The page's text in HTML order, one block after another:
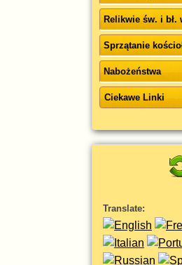
Relikwie św. i bł.
Sprzątanie
Nabożeństwa
Ciekawe Linki
Translate: